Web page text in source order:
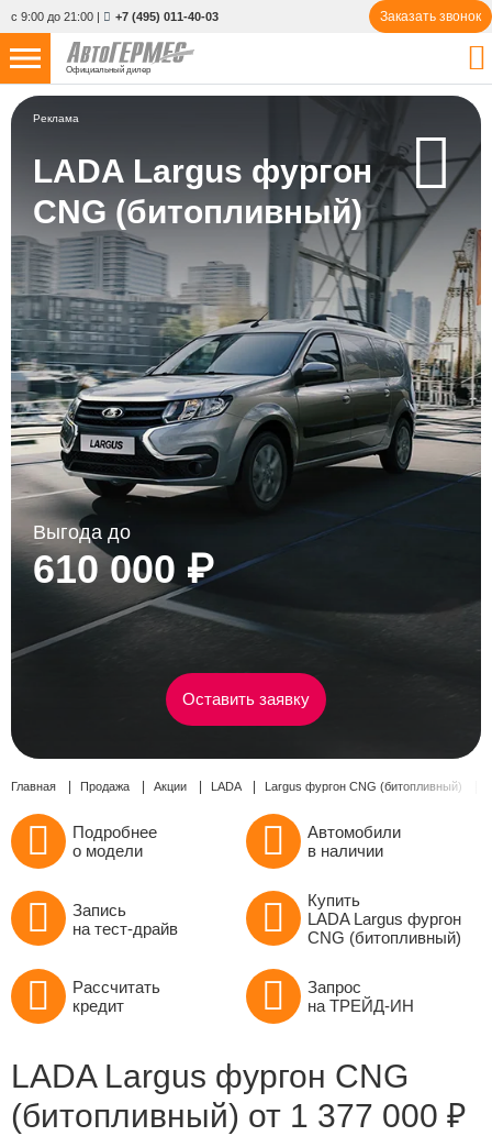
с 9:00 до 21:00 | +7 (495) 011-40-03 Заказать звонок
Официальный дилер
НОВЫЕ АВТОМОБИЛИ
С ПРОБЕГОМ 840 авто
СЕРВИС
УСЛУГИ
АКЦИИ
О КОМПАНИИ
КОНТАКТЫ
Избранное
Сравнение
Личный кабинет
Реклама
LADA Largus фургон
CNG (битопливный)
Выгода до
610 000 ₽
Оставить заявку
Главная Продажа Акции LADA Largus фургон CNG (битопливный)
Подробнее
о модели
Автомобили
в наличии
Запись
на тест-драйв
Купить
LADA Largus фургон
CNG (битопливный)
Рассчитать
кредит
Запрос
на ТРЕЙД-ИН
LADA Largus фургон CNG
(битопливный) от 1 377 000 ₽